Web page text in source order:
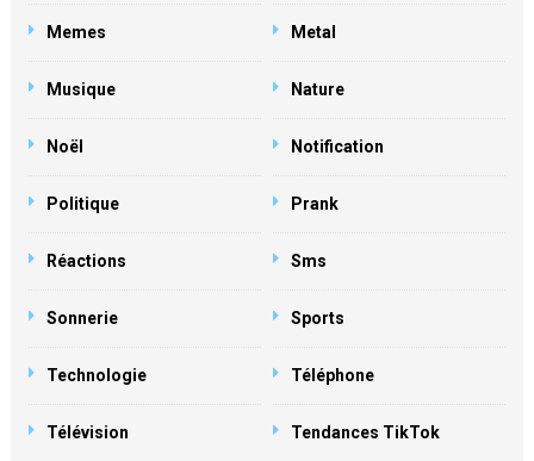
Memes Metal
Musique Nature
Noël Notification
Politique Prank
Réactions Sms
Sonnerie Sports
Technologie Téléphone
Télévision Tendances TikTok